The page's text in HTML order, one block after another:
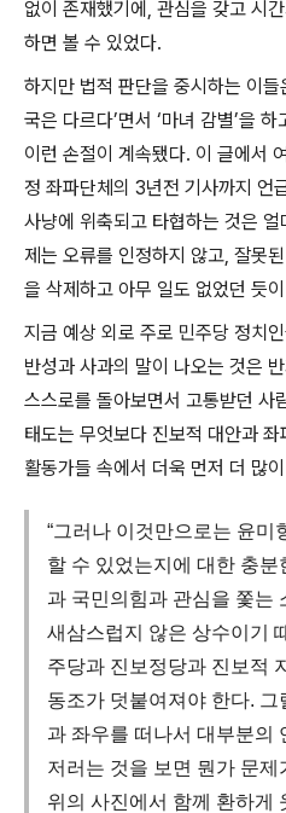
없이 존재했기에 , 관심을 갖고 시
하면 볼 수 있었다.
하지만 법적 판단을 중시하는 이들
국은 다르다’면서 ‘마녀 감별’을 하
이런 손절이 계속됐다. 이 글에서
정 좌파단체의 3년전 기사까지 언
사냥에 위축되고 타협하는 것은
제는 오류를 인정하지 않고, 잘못
을 삭제하고 아무 일도 없었던 듯
지금 예상 외로 주로 민주당 정치
반성과 사과의 말이 나오는 것은
스스로를 돌아보면서 고통받던 사
태도는 무엇보다 진보적 대안과
활동가들 속에서 더욱 먼저 더 많
“그러나 이것만으로는 윤미
할 수 있었는지에 대한 충
과 국민의힘과 관심을 쫓는
새삼스럽지 않은 상수이기
주당과 진보정당과 진보적
동조가 덧붙여져야 한다.
과 좌우를 떠나서 대부분의
저러는 것을 보면 뭔가 문
위의 사진에서 함께 환하게